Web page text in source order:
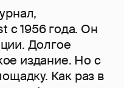
с 1956 года. Он
Долгое
издание. Но с
Как раз в